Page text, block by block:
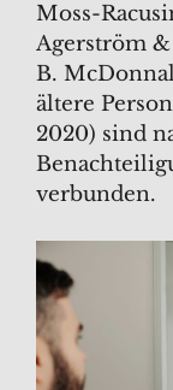
Moss-
Agerström &
B.
ältere
2020) sind
verbunden.